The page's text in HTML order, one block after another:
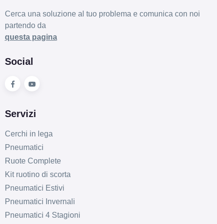
Cerca una soluzione al tuo problema e comunica con noi
partendo da
questa pagina
Social
Servizi
Cerchi in lega
Pneumatici
Ruote Complete
Kit ruotino di scorta
Pneumatici Estivi
Pneumatici Invernali
Pneumatici 4 Stagioni